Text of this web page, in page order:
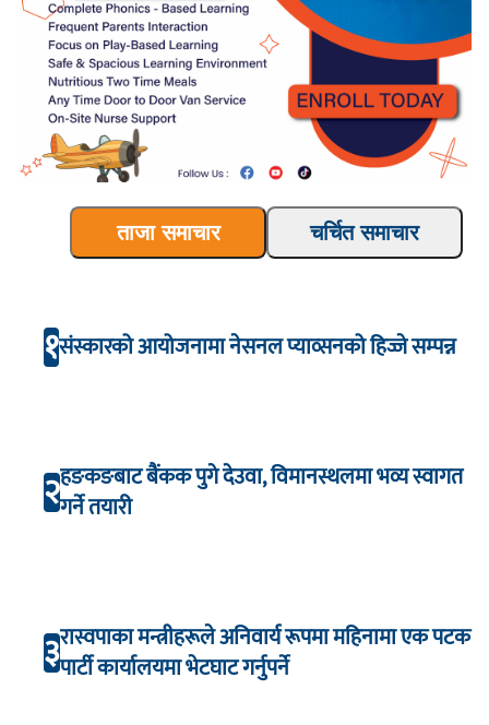
ताजा समाचार चर्चित समाचार
१संस्कारको आयोजनामा नेसनल प्याव्सनको हिज्जे सम्पन्न
२हङकङबाट बैंकक पुगे देउवा, विमानस्थलमा भव्य स्वागत
गर्ने तयारी
३रास्वपाका मन्त्रीहरूले अनिवार्य रूपमा महिनामा एक पटक
पार्टी कार्यालयमा भेटघाट गर्नुपर्ने